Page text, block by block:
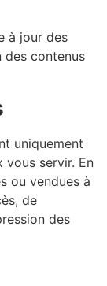
à jour des
des contenus
uniquement
vous servir. En
ou vendues à
de
des